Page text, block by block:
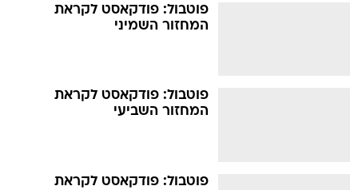
פוטבול: פודקאסט לקראת
המחזור השמיני
פוטבול: פודקאסט לקראת
המחזור השביעי
פוטבול: פודקאסט לקראת